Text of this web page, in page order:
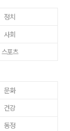
정치
사회
스포츠
문화
건강
동정